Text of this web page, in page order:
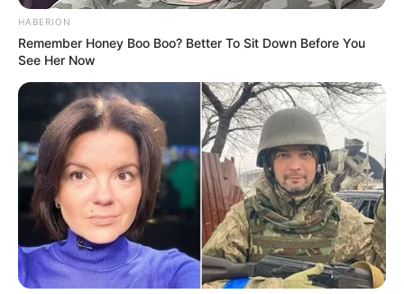
Ужгороді зростає – аналітика
девелопера підтверджує
загальнонаціональний інтерес
07.08.2026
ГАРЯЧI ПОДІЇ
У селі на Закарпатті жінки
взялися засипати джерело, з
якого люди набирали питну
воду: що сталося? (фото,
відео)
07.08.2026
HABERION
Remember Honey Boo Boo? Better To Sit Down Before You
See Her Now